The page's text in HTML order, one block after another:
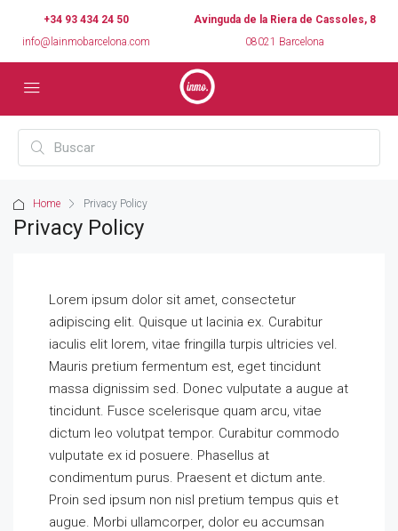
+34 93 434 24 50
info@lainmobarcelona.com
Avinguda de la Riera de Cassoles, 8
08021 Barcelona
Home Privacy Policy
Privacy Policy
Lorem ipsum dolor sit amet, consectetur
adipiscing elit. Quisque ut lacinia ex. Curabitur
iaculis elit lorem, vitae fringilla turpis ultricies vel.
Mauris pretium fermentum est, eget tincidunt
massa dignissim sed. Donec vulputate a augue at
tincidunt. Fusce scelerisque quam arcu, vitae
dictum leo volutpat tempor. Curabitur commodo
vulputate ex id posuere. Phasellus at
condimentum purus. Praesent et dictum ante.
Proin sed ipsum non nisl pretium tempus quis et
augue. Morbi ullamcorper, dolor eu accumsan